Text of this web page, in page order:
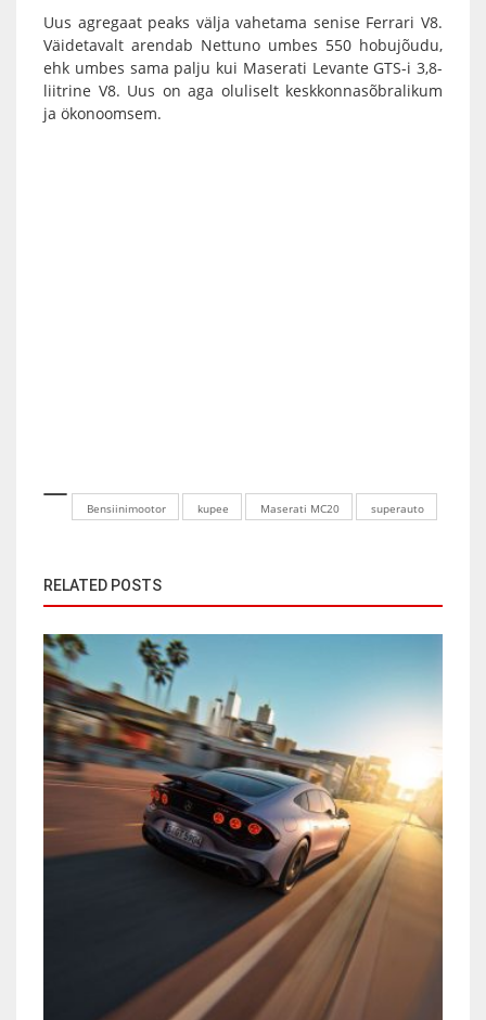
Uus agregaat peaks välja vahetama senise Ferrari V8.
Väidetavalt arendab Nettuno umbes 550 hobujõudu,
ehk umbes sama palju kui Maserati Levante GTS-i 3,8-
liitrine V8. Uus on aga oluliselt keskkonnasõbralikum
ja ökonoomsem.
Bensiinimootor kupee Maserati MC20 superauto
RELATED POSTS